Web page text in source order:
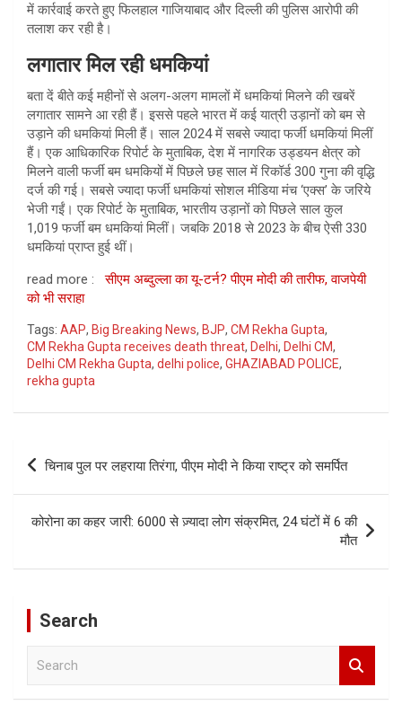
में कार्रवाई करते हुए फिलहाल गाजियाबाद और दिल्ली की पुलिस आरोपी की
तलाश कर रही है।
लगातार मिल रही धमकियां
बता दें बीते कई महीनों से अलग-अलग मामलों में धमकियां मिलने की खबरें
लगातार सामने आ रही हैं। इससे पहले भारत में कई यात्री उड़ानों को बम से
उड़ाने की धमकियां मिली हैं। साल 2024 में सबसे ज्यादा फर्जी धमकियां मिलीं
हैं। एक आधिकारिक रिपोर्ट के मुताबिक, देश में नागरिक उड्डयन क्षेत्र को
मिलने वाली फर्जी बम धमकियों में पिछले छह साल में रिकॉर्ड 300 गुना की वृद्धि
दर्ज की गई। सबसे ज्यादा फर्जी धमकियां सोशल मीडिया मंच ‘एक्स’ के जरिये
भेजी गईं। एक रिपोर्ट के मुताबिक, भारतीय उड़ानों को पिछले साल कुल
1,019 फर्जी बम धमकियां मिलीं। जबकि 2018 से 2023 के बीच ऐसी 330
धमकियां प्राप्त हुई थीं।
read more :सीएम अब्दुल्ला का यू-टर्न? पीएम मोदी की तारीफ, वाजपेयी
को भी सराहा
Tags: AAP, Big Breaking News, BJP, CM Rekha Gupta,
CM Rekha Gupta receives death threat, Delhi, Delhi CM,
Delhi CM Rekha Gupta, delhi police, GHAZIABAD POLICE,
rekha gupta
Post
navigation
चिनाब पुल पर लहराया तिरंगा, पीएम मोदी ने किया राष्ट्र को समर्पित
कोरोना का कहर जारी: 6000 से ज़्यादा लोग संक्रमित, 24 घंटों में 6 की
मौत
Search